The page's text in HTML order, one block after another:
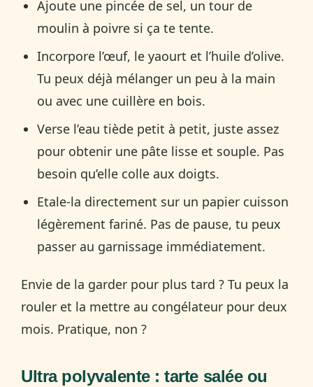
Ajoute une pincée de sel, un tour de
moulin à poivre si ça te tente.
Incorpore l’œuf, le yaourt et l’huile d’olive.
Tu peux déjà mélanger un peu à la main
ou avec une cuillère en bois.
Verse l’eau tiède petit à petit, juste assez
pour obtenir une pâte lisse et souple. Pas
besoin qu’elle colle aux doigts.
Etale-la directement sur un papier cuisson
légèrement fariné. Pas de pause, tu peux
passer au garnissage immédiatement.
Envie de la garder pour plus tard ? Tu peux la
rouler et la mettre au congélateur pour deux
mois. Pratique, non ?
Ultra polyvalente : tarte salée ou